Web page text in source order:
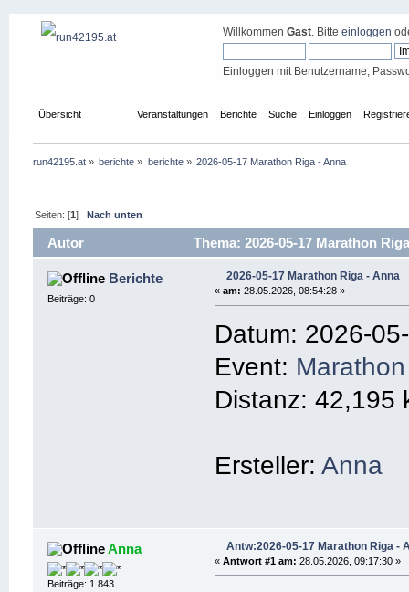
Willkommen Gast. Bitte einloggen
Einloggen mit Benutzername,
Übersicht Veranstaltungen Berichte Suche Einloggen
run42195.at » berichte » berichte» 2026-05-17 Marathon Riga - Anna
Seiten: [1]Nach unten
Autor Thema: 2026-05-17 Marathon
Berichte
Beiträge: 0
2026-05-17 Marathon Riga - Anna
«am: 28.05.2026, 08:54:28 »
Datum: 2026-
Event:
Distanz: 42,195
Ersteller:Anna
Anna
Beiträge: 1.843
Antw:2026-05-17 Marathon Riga -
«Antwort #1 am: 28.05.2026, 09:17:30 »